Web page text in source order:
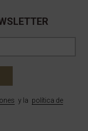
y la política de